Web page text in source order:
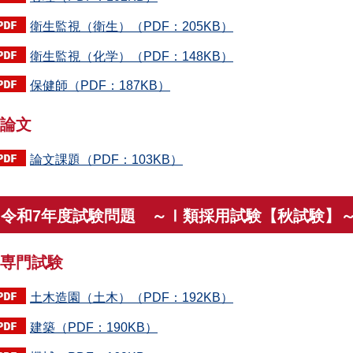
衛生監視（衛生）（PDF：205KB）
衛生監視（化学）（PDF：148KB）
保健師（PDF：187KB）
論文
論文課題（PDF：103KB）
令和7年度試験問題 ～Ⅰ類採用試験【秋試験】
専門試験
土木造園（土木）（PDF：192KB）
建築（PDF：190KB）